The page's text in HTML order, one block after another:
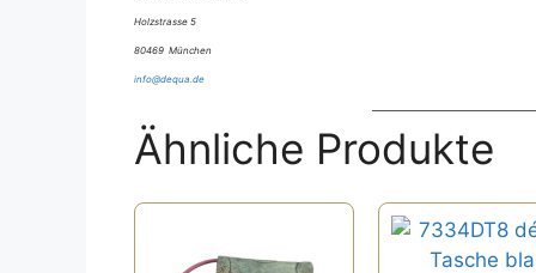
Holzstrasse 5
80469 München
info@dequa.de
Ähnliche Produkte